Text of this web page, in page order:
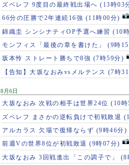
ズベレフ 9度目の最終戦出場へ (13時03
66分の圧勝で2年連続16強 (11時00分)
錦織圭 シンシナティOP予選へ練習 (10
モンフィス「最後の章を書けた」 (9時
坂本怜 ストレート勝ちで8強 (7時59分)
【告知】大坂なおみvsメルテンス (7時
8月6日
大坂なおみ 次戦の相手は世界24位 (10
ズベレフ まさかの逆転負けで初戦敗退
アルカラス 欠場で復帰ならず (9時46分)
前週Vの世界8位が初戦敗退 (9時07分)
大坂なおみ 3回戦進出「この調子で」 (8